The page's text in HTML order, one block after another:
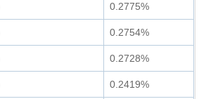
0.2775%
0.2754%
0.2728%
0.2419%